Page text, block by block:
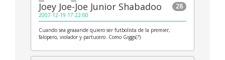
28
Joey Joe-Joe Junior Shabadoo
2007-12-19 17:22:00
Cuando sea graaande quiero ser futbolista de la premier,
falopero, violador y partucero. Como Giggs(?)